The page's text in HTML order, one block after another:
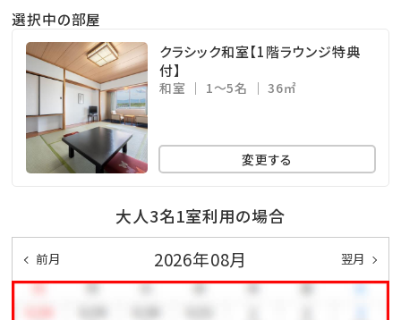
選択中の部屋
クラシック和室【1階ラウンジ特典
付】
和室 1～5名 36㎡
変更する
大人3名1室利用の場合
前月 2026年08月 翌月